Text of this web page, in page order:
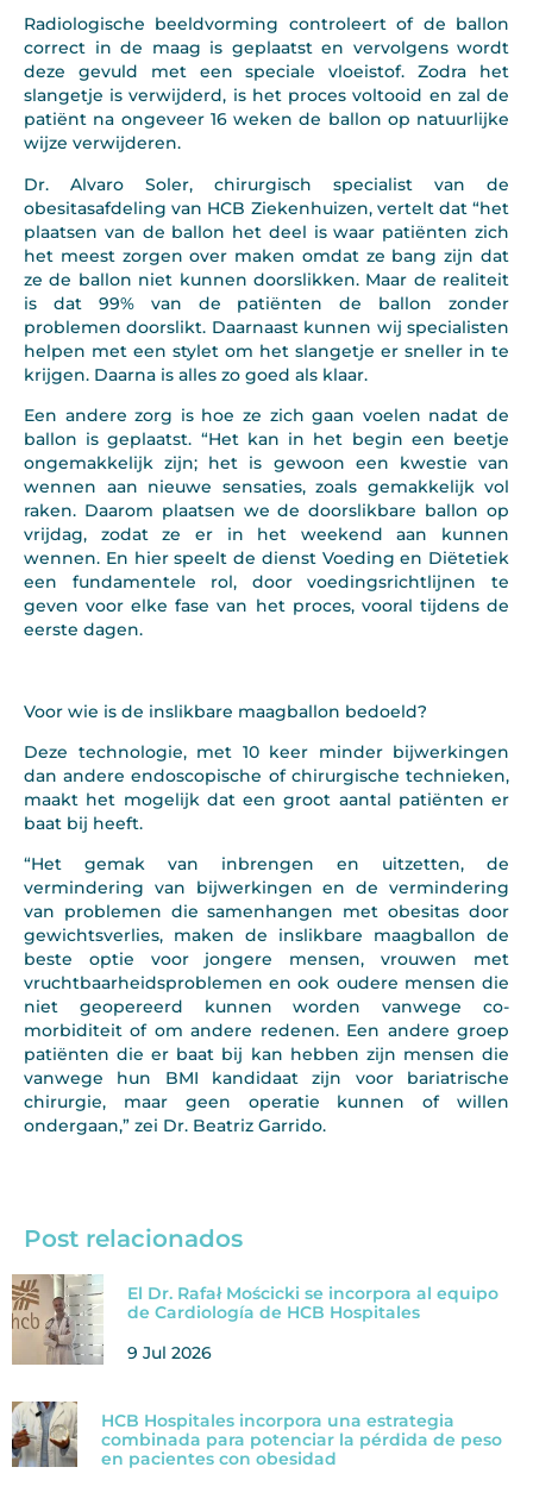
Radiologische beeldvorming controleert of de ballon
correct in de maag is geplaatst en vervolgens wordt
deze gevuld met een speciale vloeistof. Zodra het
slangetje is verwijderd, is het proces voltooid en zal de
patiënt na ongeveer 16 weken de ballon op natuurlijke
wijze verwijderen.
Dr. Alvaro Soler, chirurgisch specialist van de
obesitasafdeling van HCB Ziekenhuizen, vertelt dat “het
plaatsen van de ballon het deel is waar patiënten zich
het meest zorgen over maken omdat ze bang zijn dat
ze de ballon niet kunnen doorslikken. Maar de realiteit
is dat 99% van de patiënten de ballon zonder
problemen doorslikt. Daarnaast kunnen wij specialisten
helpen met een stylet om het slangetje er sneller in te
krijgen. Daarna is alles zo goed als klaar.
Een andere zorg is hoe ze zich gaan voelen nadat de
ballon is geplaatst. “Het kan in het begin een beetje
ongemakkelijk zijn; het is gewoon een kwestie van
wennen aan nieuwe sensaties, zoals gemakkelijk vol
raken. Daarom plaatsen we de doorslikbare ballon op
vrijdag, zodat ze er in het weekend aan kunnen
wennen. En hier speelt de dienst Voeding en Diëtetiek
een fundamentele rol, door voedingsrichtlijnen te
geven voor elke fase van het proces, vooral tijdens de
eerste dagen.
Voor wie is de inslikbare maagballon bedoeld?
Deze technologie, met 10 keer minder bijwerkingen
dan andere endoscopische of chirurgische technieken,
maakt het mogelijk dat een groot aantal patiënten er
baat bij heeft.
“Het gemak van inbrengen en uitzetten, de
vermindering van bijwerkingen en de vermindering
van problemen die samenhangen met obesitas door
gewichtsverlies, maken de inslikbare maagballon de
beste optie voor jongere mensen, vrouwen met
vruchtbaarheidsproblemen en ook oudere mensen die
niet geopereerd kunnen worden vanwege co-
morbiditeit of om andere redenen. Een andere groep
patiënten die er baat bij kan hebben zijn mensen die
vanwege hun BMI kandidaat zijn voor bariatrische
chirurgie, maar geen operatie kunnen of willen
ondergaan,” zei Dr. Beatriz Garrido.
Post relacionados
El Dr. Rafał Mościcki se incorpora al equipo
de Cardiología de HCB Hospitales
9 Jul 2026
HCB Hospitales incorpora una estrategia
combinada para potenciar la pérdida de peso
en pacientes con obesidad